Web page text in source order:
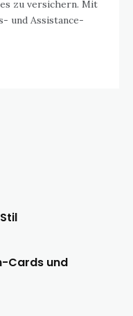
zu versichern. Mit
und Assistance-
Cards und